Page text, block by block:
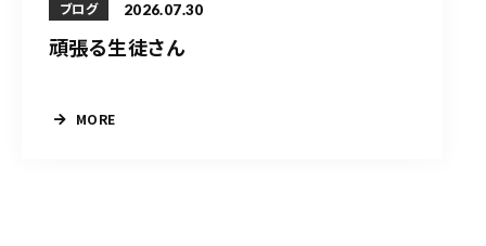
ブログ 2026.07.30
頑張る生徒さん
MORE